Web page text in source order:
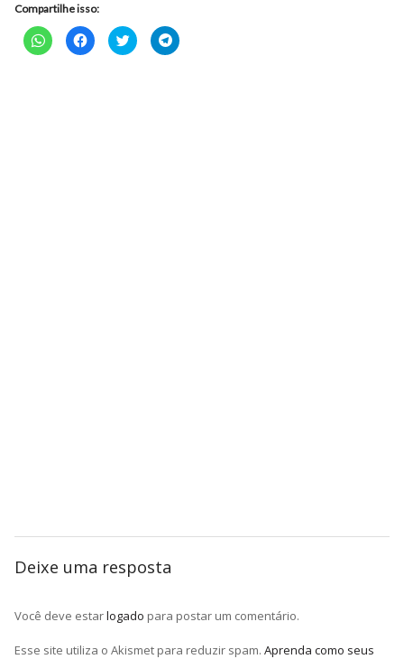
Compartilhe isso:
Clique
para
compartilhar
Clique
para
compartilhar
Clique
para
compartilhar
Clique
para
Deixe uma resposta
Você deve estarlogado para postar um comentário.
Esse site utiliza o Akismet para reduzir spam. Aprenda como seus